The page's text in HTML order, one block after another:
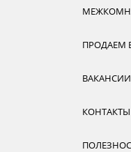
ПРОДАЕМ
ВАКАНСИИ
КОНТАКТЫ